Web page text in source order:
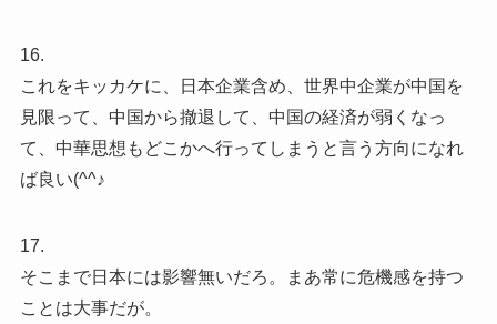
16.
これをキッカケに、日本企業含め、世界中企業が中国を
見限って、中国から撤退して、中国の経済が弱くなっ
て、中華思想もどこかへ行ってしまうと言う方向になれ
ば良い(^^♪
17.
そこまで日本には影響無いだろ。まあ常に危機感を持つ
ことは大事だが。